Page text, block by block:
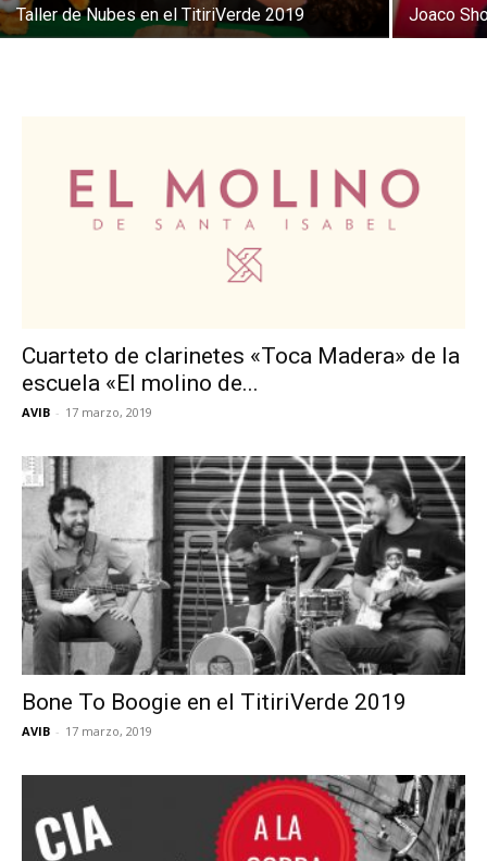
Taller de Nubes en el TitiriVerde 2019 Joaco
Cuarteto de clarinetes «Toca Madera» de la
escuela «El molino de...
AVIB - 17 marzo, 2019
Bone To Boogie en el TitiriVerde 2019
AVIB - 17 marzo, 2019